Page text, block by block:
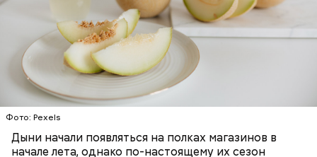
Фото: Pexels
Дыни начали появляться на полках магазинов в
начале лета, однако по-настоящему их сезон
доктор. Кроме того, этот плод богат витаминами и
минералами. Так, в дыне содержатся:
необходим для обновления кожи. Дыня
«делает пилинг изнутри», обновляет
слизистые оболочки органов. А еще именно
бета-каротин обеспечивает дыне желтый
лютеин и зеаксантин — эти каротиноиды
отлично поддерживают наше зрение;
калий — оказывает мочегонное действие,
поддерживает сердечно-сосудистую
систему и предотвращает скачки давления;
магний — помогает калию и не дает сосудам
ЗДОРОВЬЕ
ПРАВИЛЬНОЕ ПИТАНИЕ
ОВОЩИ
ЛЕТО ФРУКТЫ